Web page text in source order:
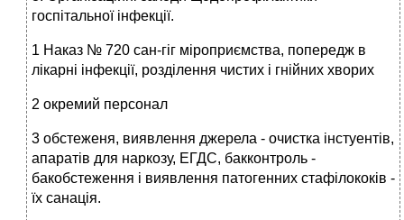
госпітальної інфекції.
1 Наказ № 720 сан-гіг міроприємства, попередж в
лікарні інфекції, розділення чистих і гнійних хворих
2 окремий персонал
3 обстеженя, виявлення джерела - очистка інстуентів,
апаратів для наркозу, ЕГДС, бакконтроль -
бакобстеження і виявлення патогенних стафілококів -
їх санація.